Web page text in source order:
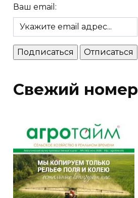
Ваш email:
Свежий номер